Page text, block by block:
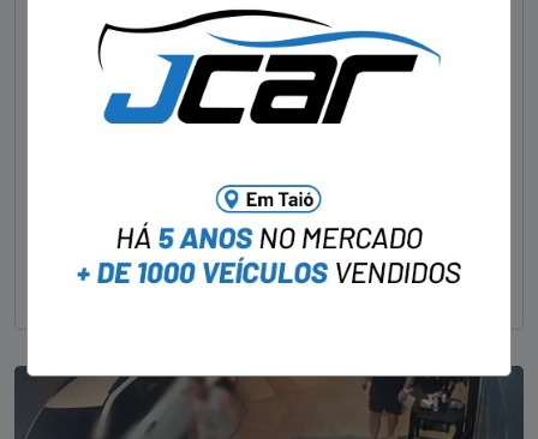
NOTÍCIAS
Foragido pela morte de delegado aposentado
em bar morre em confronto com a polícia em SC
Um dos dois foragidos investigados pelo latrocínio de
um delegado aposentado em um bar de Criciúma, no
Sul catarinense, foi